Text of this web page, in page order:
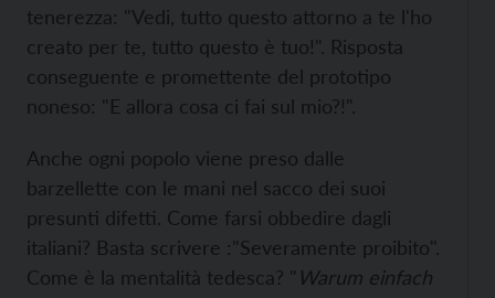
tenerezza: "Vedi, tutto questo attorno a te l'ho
creato per te, tutto questo è tuo!". Risposta
conseguente e promettente del prototipo
noneso: "E allora cosa ci fai sul mio?!".
Anche ogni popolo viene preso dalle
barzellette con le mani nel sacco dei suoi
presunti difetti. Come farsi obbedire dagli
italiani? Basta scrivere :"Severamente proibito".
Come è la mentalità tedesca? " Warum einfach